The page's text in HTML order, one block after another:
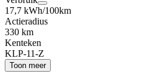
17,7 kWh/100km
Actieradius
330 km
Kenteken
KLP-11-Z
Toon meer